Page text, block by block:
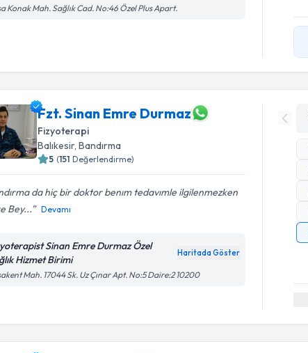
Konak Mah. Sağlık Cad. No:46 Özel Plus Apart.
Fzt. Sinan Emre Durmaz
Fizyoterapi
Balıkesir, Bandırma
5 (151 Değerlendirme)
da hiç bir doktor benım tedavımle ilgilenmezken
Bey...
Devamı
Sinan Emre Durmaz Özel
Hizmet Birimi
Haritada Göster
Mah. 17044 Sk. Uz Çınar Apt. No:5 Daire:2 10200